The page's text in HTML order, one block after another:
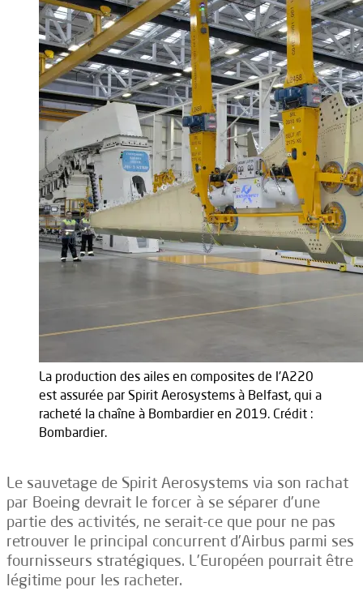
La production des ailes en composites de l'A220
est assurée par Spirit Aerosystems à Belfast, qui a
racheté la chaîne à Bombardier en 2019. Crédit :
Bombardier.
Le sauvetage de Spirit Aerosystems via son rachat
par Boeing devrait le forcer à se séparer d’une
partie des activités, ne serait-ce que pour ne pas
retrouver le principal concurrent d’Airbus parmi ses
fournisseurs stratégiques. L’Européen pourrait être
légitime pour les racheter.